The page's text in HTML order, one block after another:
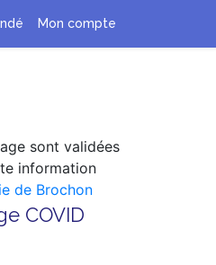
Mon compte
sont validées
information
de Brochon
COVID